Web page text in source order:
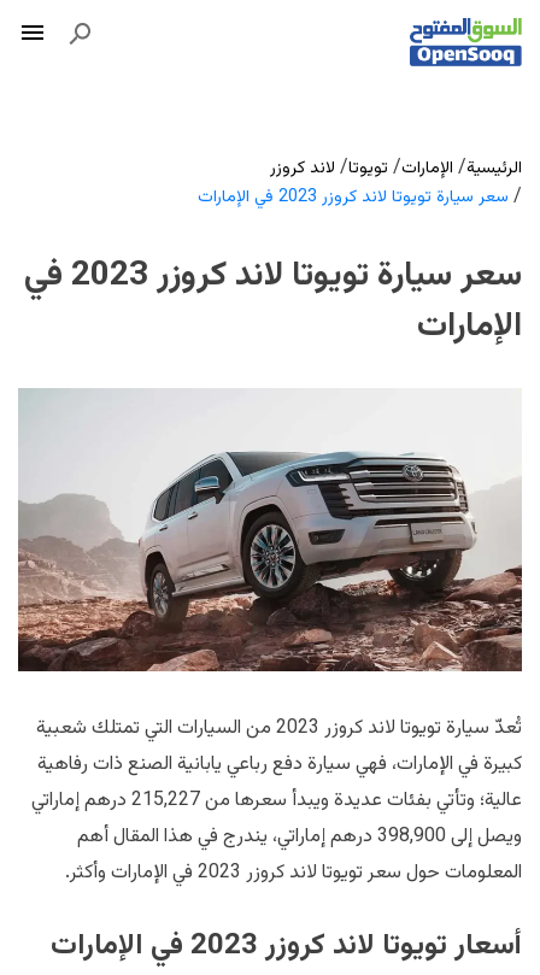
الرئيسية/ الإمارات/ تويوتا/ لاند كروزر
/ سعر سيارة تويوتا لاند كروزر 2023 في الإمارات
سعر سيارة تويوتا لاند كروزر 2023 في
الإمارات
تُعدّ سيارة تويوتا لاند كروزر 2023 من السيارات التي تمتلك شعبية
كبيرة في الإمارات، فهي سيارة دفع رباعي يابانية الصنع ذات رفاهية
عالية؛ وتأتي بفئات عديدة ويبدأ سعرها من 215,227 درهم إماراتي
ويصل إلى 398,900 درهم إماراتي، يندرج في هذا المقال أهم
المعلومات حول سعر تويوتا لاند كروزر 2023 في الإمارات وأكثر.
أسعار تويوتا لاند كروزر 2023 في الإمارات